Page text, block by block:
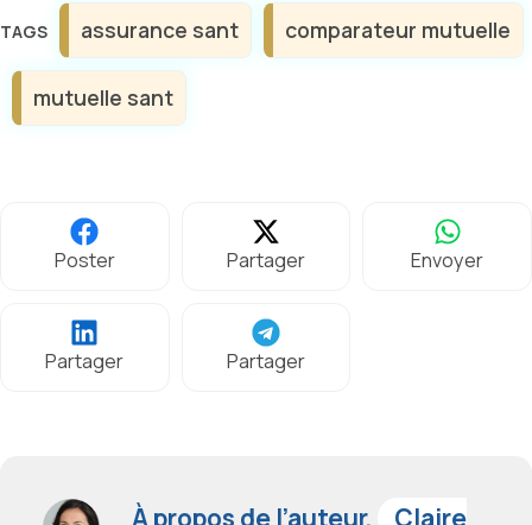
Étiquettes
assurance sant comparateur mutuelle
mutuelle sant
Poster Partager Envoyer
Partager Partager